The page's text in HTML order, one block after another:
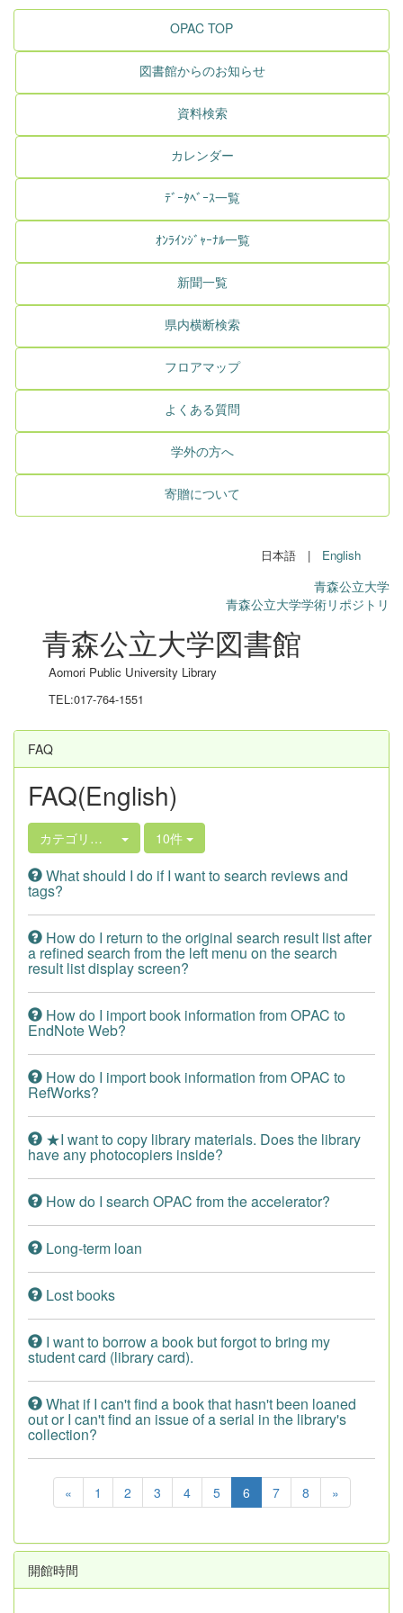
OPAC TOP
図書館からのお知らせ
資料検索
カレンダー
ﾃﾞｰﾀﾍﾞｰｽ一覧
ｵﾝﾗｲﾝｼﾞｬｰﾅﾙ一覧
新聞一覧
県内横断検索
フロアマップ
よくある質問
学外の方へ
寄贈について
日本語 | English
青森公立大学
青森公立大学学術リポジトリ
青森公立大学図書館
Aomori Public University Library
TEL:017-764-1551
FAQ
FAQ(English)
カテゴリ選択 10件
What should I do if I want to search reviews and
tags?
How do I return to the original search result list after
a refined search from the left menu on the search
result list display screen?
How do I import book information from OPAC to
EndNote Web?
How do I import book information from OPAC to
RefWorks?
★I want to copy library materials. Does the library
have any photocopiers inside?
How do I search OPAC from the accelerator?
Long-term loan
Lost books
I want to borrow a book but forgot to bring my
student card (library card).
What if I can't find a book that hasn't been loaned
out or I can't find an issue of a serial in the library's
collection?
« 1 2 3 4 5 6 7 8 »
開館時間